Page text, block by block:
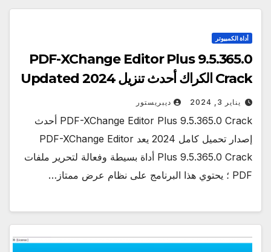
أداة الكمبيوتر
PDF-XChange Editor Plus 9.5.365.0
Crack الكراك أحدث تنزيل Updated 2024
يناير 3, 2024 ديبريستور
PDF-XChange Editor Plus 9.5.365.0 Crack أحدث
إصدار تحميل كامل 2024 يعد PDF-XChange Editor
Plus 9.5.365.0 Crack أداة بسيطة وفعالة لتحرير ملفات
PDF ؛ يحتوي هذا البرنامج على نظام عرض ممتاز…